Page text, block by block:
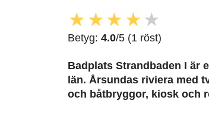
★ ★★ ★ ★
Betyg: 4.0/5 (1 röst)
Badplats Strandbaden I är
län. Årsundas riviera med
och båtbryggor, kiosk och